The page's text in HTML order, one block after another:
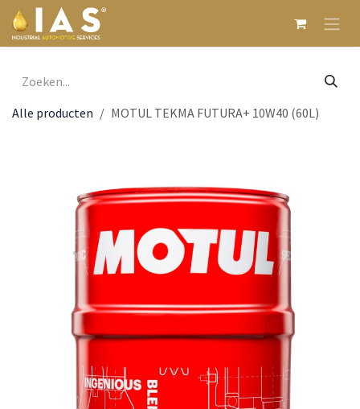
Overslaan naar inhoud
Alle producten MOTUL TEKMA FUTURA+ 10W40 (60L)